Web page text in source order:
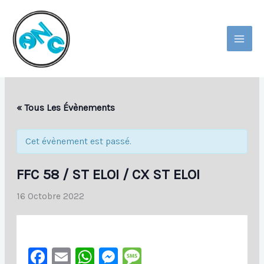
Contenu
MAIN
« Tous Les Évènements
Cet évènement est passé.
FFC 58 / ST ELOI / CX ST ELOI
16 Octobre 2022
Facebook
EmailWhatsApp
Messenger
Message